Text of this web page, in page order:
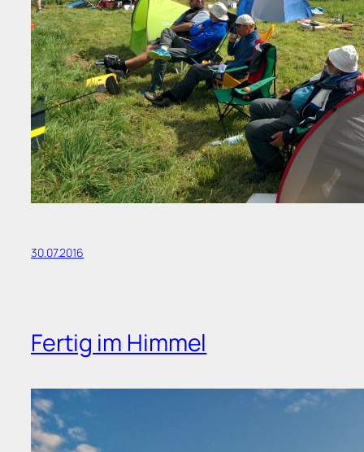
30.07.2016
Fertig im Himmel